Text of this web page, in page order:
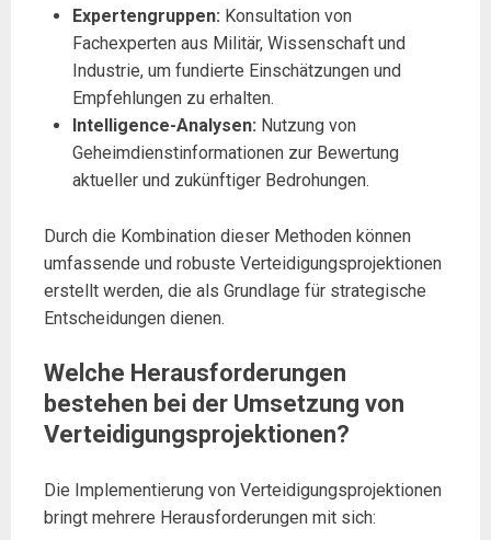
Expertengruppen: Konsultation von
Fachexperten aus Militär, Wissenschaft und
Industrie, um fundierte Einschätzungen und
Empfehlungen zu erhalten.
Intelligence-Analysen: Nutzung von
Geheimdienstinformationen zur Bewertung
aktueller und zukünftiger Bedrohungen.
Durch die Kombination dieser Methoden können
umfassende und robuste Verteidigungsprojektionen
erstellt werden, die als Grundlage für strategische
Entscheidungen dienen.
Welche Herausforderungen
bestehen bei der Umsetzung von
Verteidigungsprojektionen?
Die Implementierung von Verteidigungsprojektionen
bringt mehrere Herausforderungen mit sich: